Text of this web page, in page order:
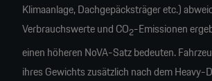
Klimaanlage, Dachgepäcksträger etc.)
Verbrauchswerte und CO2-Emissionen
einen höheren NoVA-Satz bedeuten.
ihres Gewichts zusätzlich nach dem Heavy-